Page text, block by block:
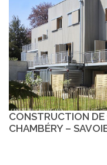
CONSTRUCTION
CHAMBÉRY –